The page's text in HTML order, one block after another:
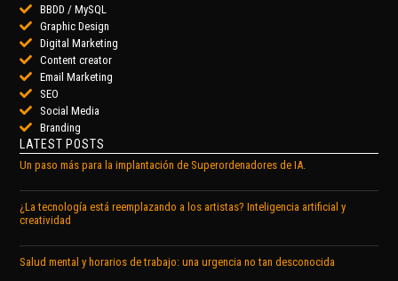
BBDD / MySQL
Graphic Design
Digital Marketing
Content creator
Email Marketing
SEO
Social Media
Branding
LATEST POSTS
Un paso más para la implantación de Superordenadores de IA.
¿La tecnología está reemplazando a los artistas? Inteligencia artificial y
creatividad
Salud mental y horarios de trabajo: una urgencia no tan desconocida